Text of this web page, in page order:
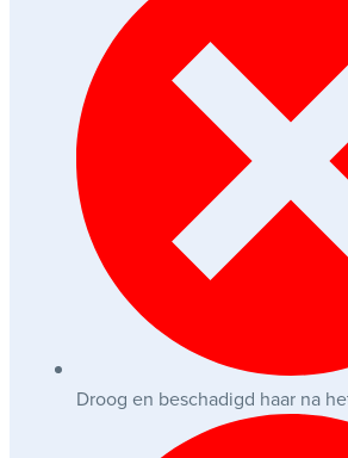
Droog en beschadigd haar na